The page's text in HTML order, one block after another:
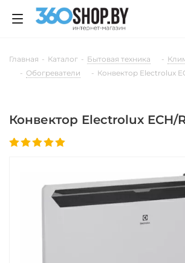
Главная - Каталог - Бытовая техника -
- Обогреватели - Конвектор Electrolux
Конвектор Electrolux ECH/